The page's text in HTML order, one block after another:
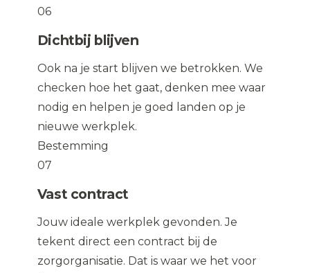
06
Dichtbij blijven
Ook na je start blijven we betrokken. We
checken hoe het gaat, denken mee waar
nodig en helpen je goed landen op je
nieuwe werkplek.
Bestemming
07
Vast contract
Jouw ideale werkplek gevonden. Je
tekent direct een contract bij de
zorgorganisatie. Dat is waar we het voor